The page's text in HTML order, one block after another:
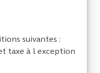
suivantes :
taxe à l exception